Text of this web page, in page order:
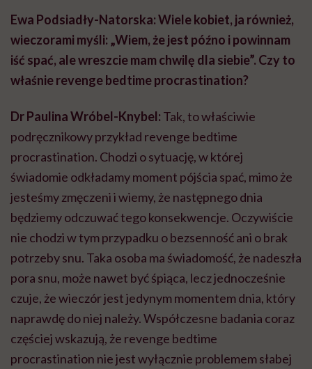
Ewa Podsiadły-Natorska: Wiele kobiet, ja również,
wieczorami myśli: „Wiem, że jest późno i powinnam
iść spać, ale wreszcie mam chwilę dla siebie”. Czy to
właśnie revenge bedtime procrastination?
Dr Paulina Wróbel-Knybel: Tak, to właściwie
podręcznikowy przykład revenge bedtime
procrastination. Chodzi o sytuację, w której
świadomie odkładamy moment pójścia spać, mimo że
jesteśmy zmęczeni i wiemy, że następnego dnia
będziemy odczuwać tego konsekwencje. Oczywiście
nie chodzi w tym przypadku o bezsenność ani o brak
potrzeby snu. Taka osoba ma świadomość, że nadeszła
pora snu, może nawet być śpiąca, lecz jednocześnie
czuje, że wieczór jest jedynym momentem dnia, który
naprawdę do niej należy. Współczesne badania coraz
częściej wskazują, że revenge bedtime
procrastination nie jest wyłącznie problemem słabej